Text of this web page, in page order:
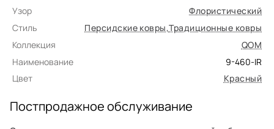
Узор
Флористический
Стиль
Персидские ковры,Традиционные ковры
Коллекция
QOM
Наименование
9-460-IR
Цвет
Красный
Постпродажное обслуживание